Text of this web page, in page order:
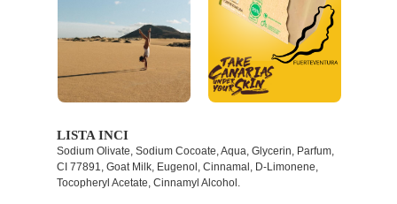
LISTA INCI
Sodium Olivate, Sodium Cocoate, Aqua, Glycerin, Parfum,
CI 77891, Goat Milk, Eugenol, Cinnamal, D-Limonene,
Tocopheryl Acetate, Cinnamyl Alcohol.